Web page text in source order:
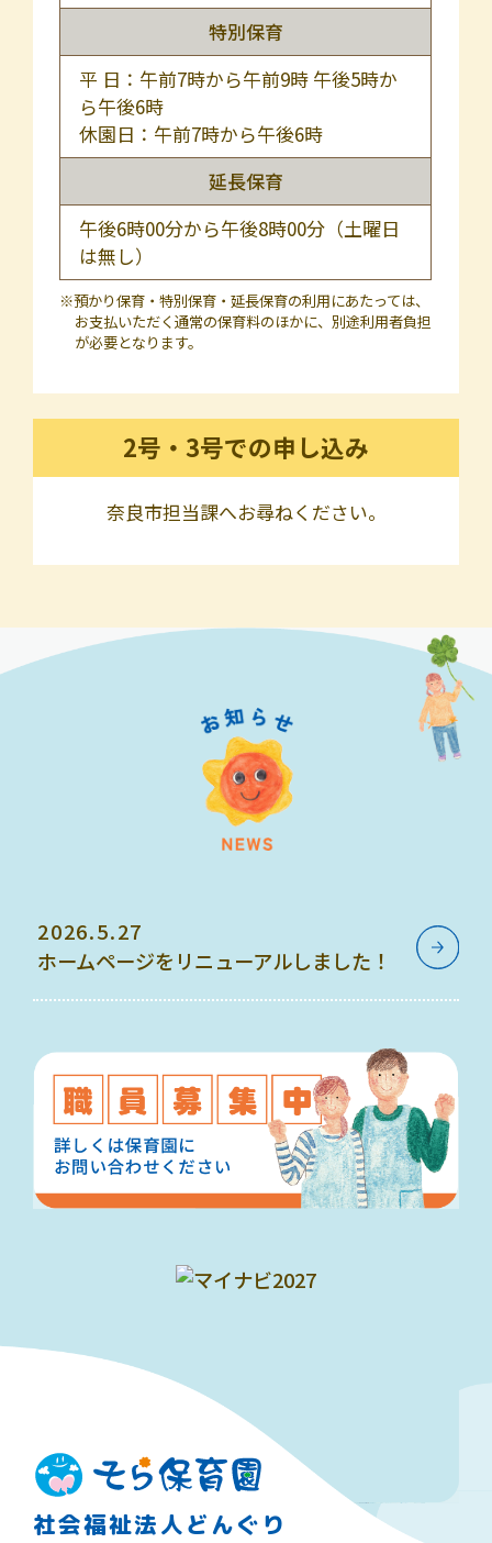
特別保育
平 日：午前7時から午前9時 午後5時か
ら午後6時
休園日：午前7時から午後6時
延長保育
午後6時00分から午後8時00分（土曜日
は無し）
※預かり保育・特別保育・延長保育の利用にあたっては、
お支払いただく通常の保育料のほかに、別途利用者負担
が必要となります。
2号・3号での申し込み
奈良市担当課へお尋ねください。
2026.5.27
ホームページをリニューアルしました！
社会福祉法人どんぐり